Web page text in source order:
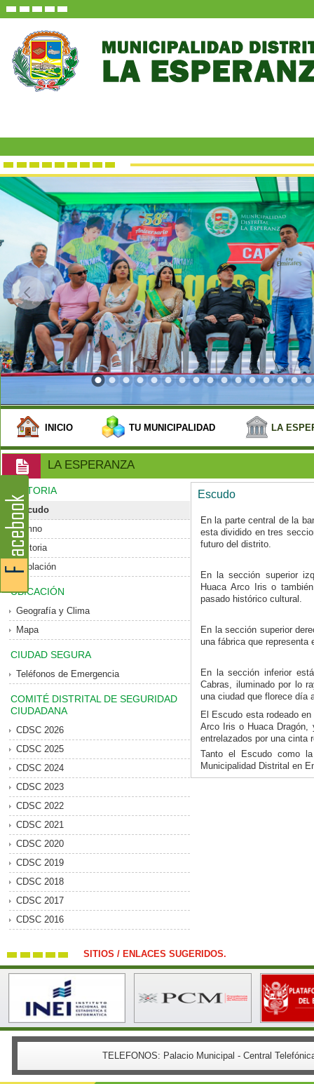
INICIO TU MUNICIPALIDAD LA
LA ESPERANZA
HISTORIA
Escudo
Himno
Historia
Población
UBICACIÓN
Geografía y Clima
Mapa
CIUDAD SEGURA
Teléfonos de Emergencia
COMITÉ DISTRITAL DE SEGURIDAD
CIUDADANA
CDSC 2026
CDSC 2025
CDSC 2024
CDSC 2023
CDSC 2022
CDSC 2021
CDSC 2020
CDSC 2019
CDSC 2018
CDSC 2017
CDSC 2016
Escudo
En la parte central de la
esta dividido en tres
futuro del distrito.
En la sección superior
Huaca Arco Iris o
pasado histórico cultural.
En la sección superior
una fábrica que representa
En la sección inferior
Cabras, iluminado por lo
una ciudad que florece día
El Escudo esta rodeado
Arco Iris o Huaca Dragón,
entrelazados por una cinta
Tanto el Escudo como
Municipalidad Distrital en
SITIOS / ENLACES SUGERIDOS.
TELEFONOS: Palacio Municipal - Central